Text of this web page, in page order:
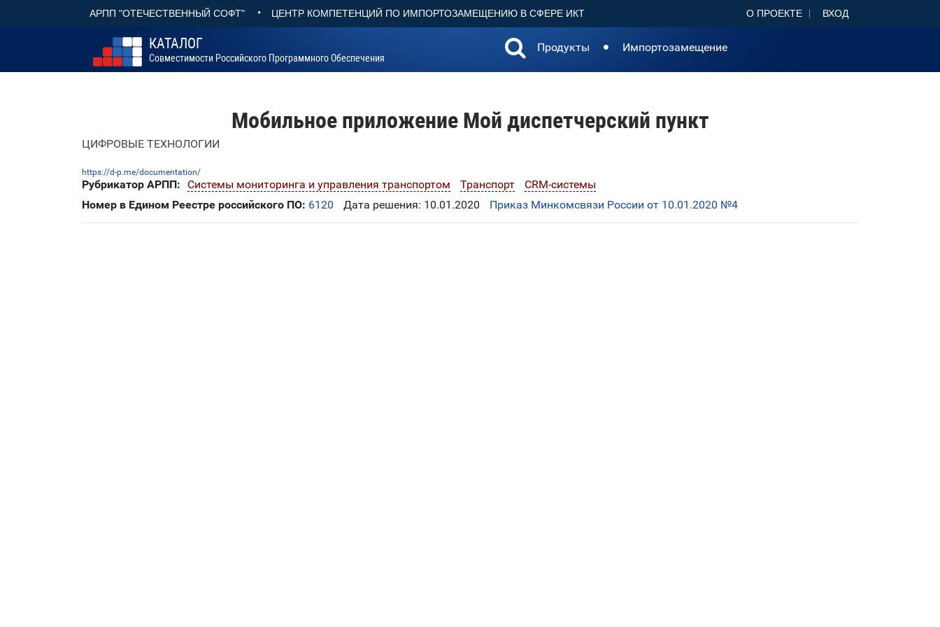
АРПП "ОТЕЧЕСТВЕННЫЙ СОФТ" • ЦЕНТР КОМПЕТЕНЦИЙ ПО ИМПОРТОЗАМЕЩЕНИЮ В СФЕРЕ ИКТ О ПРОЕКТЕ ВХОД
КАТАЛОГ
Совместимости Российского Программного Обеспечения
Продукты Импортозамещение
Мобильное приложение Мой диспетчерский пункт
ЦИФРОВЫЕ ТЕХНОЛОГИИ
https://d-p.me/documentation/
Рубрикатор АРПП: Системы мониторинга и управления транспортом Транспорт
CRM-системы
Номер в Едином Реестре российского ПО: 6120 Дата решения: 10.01.2020 Приказ Минкомсвязи России от 10.01.2020 №4